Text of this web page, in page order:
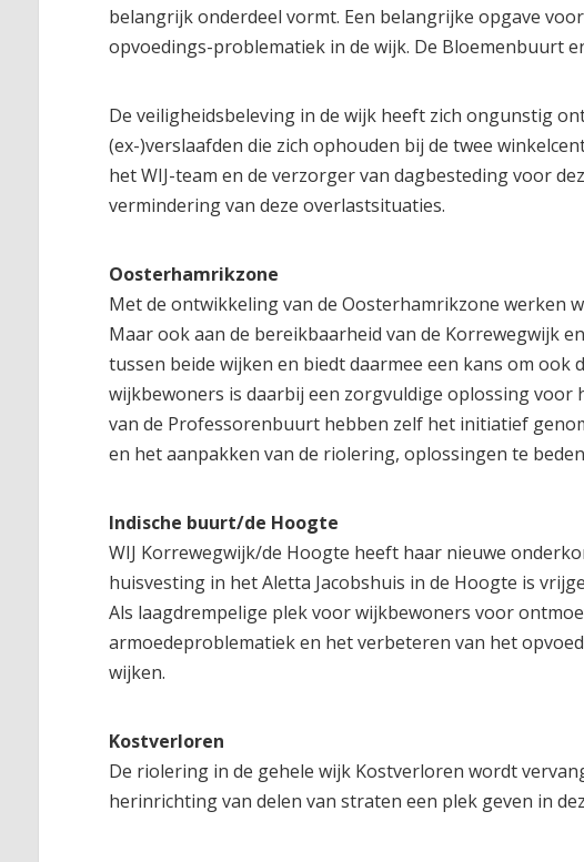
belangrijk onderdeel vormt. Een belangrijke opgave
opvoedings-problematiek in de wijk. De Bloemenbuurt
De veiligheidsbeleving in de wijk heeft zich ongunstig
(ex-)verslaafden die zich ophouden bij de twee
het WIJ-team en de verzorger van dagbesteding voor
vermindering van deze overlastsituaties.
Oosterhamrikzone
Met de ontwikkeling van de Oosterhamrikzone werken
Maar ook aan de bereikbaarheid van de Korrewegwijk
tussen beide wijken en biedt daarmee een kans om
wijkbewoners is daarbij een zorgvuldige oplossing
van de Professorenbuurt hebben zelf het initiatief
en het aanpakken van de riolering, oplossingen te
Indische buurt/de Hoogte
WIJ Korrewegwijk/de Hoogte heeft haar nieuwe
huisvesting in het Aletta Jacobshuis in de Hoogte is
Als laagdrempelige plek voor wijkbewoners voor
armoedeproblematiek en het verbeteren van het
wijken.
Kostverloren
De riolering in de gehele wijk Kostverloren wordt
herinrichting van delen van straten een plek geven in